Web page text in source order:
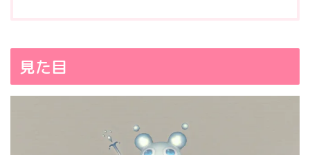
見た目